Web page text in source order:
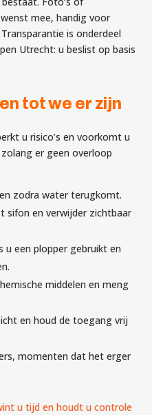
mee, handig voor
is onderdeel
Utrecht: u beslist op basis
tot we er zijn
u risico’s en voorkomt u
er geen overloop
zodra water terugkomt.
sifon en verwijder zichtbaar
u een plopper gebruikt en
middelen en meng
en houd de toegang vrij
momenten dat het erger
u tijd en houdt u controle